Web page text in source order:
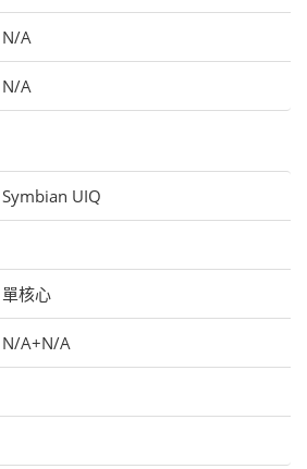
N/A
N/A
Symbian UIQ
單核心
N/A+N/A